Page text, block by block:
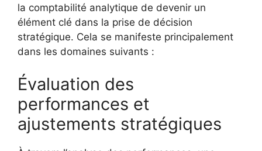
la comptabilité analytique de devenir un
élément clé dans la prise de décision
stratégique. Cela se manifeste principalement
dans les domaines suivants :
Évaluation des
performances et
ajustements stratégiques